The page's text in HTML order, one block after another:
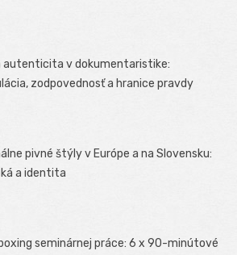
autenticita v dokumentaristike:
zodpovednosť a hranice pravdy
pivné štýly v Európe a na Slovensku:
a identita
seminárnej práce: 6 x 90-minútové